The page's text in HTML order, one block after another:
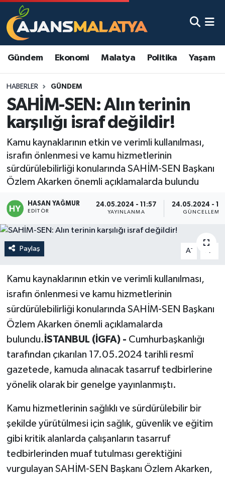
Gündem Ekonomi Malatya Politika Yaşam
HABERLER GÜNDEM
SAHİM-SEN: Alın terinin
karşılığı israf değildir!
Kamu kaynaklarının etkin ve verimli kullanılması,
israfın önlenmesi ve kamu hizmetlerinin
sürdürülebilirliği konularında SAHİM-SEN Başkanı
Özlem Akarken önemli açıklamalarda bulundu
HASAN YAĞMUR
EDITÖR
24.05.2024 - 11:57
YAYINLANMA
24.05.2024 -
GÜNCELLEME
Paylaş A- A
Kamu kaynaklarının etkin ve verimli kullanılması,
israfın önlenmesi ve kamu hizmetlerinin
sürdürülebilirliği konularında SAHİM-SEN Başkanı
Özlem Akarken önemli açıklamalarda
bulundu. İSTANBUL (İGFA) - Cumhurbaşkanlığı
tarafından çıkarılan 17.05.2024 tarihli resmî
gazetede, kamuda alınacak tasarruf tedbirlerine
yönelik olarak bir genelge yayınlanmıştı.
Kamu hizmetlerinin sağlıklı ve sürdürülebilir bir
şekilde yürütülmesi için sağlık, güvenlik ve eğitim
gibi kritik alanlarda çalışanların tasarruf
tedbirlerinden muaf tutulması gerektiğini
vurgulayan SAHİM-SEN Başkanı Özlem Akarken,
Asayiş
Eğitim
Ekonomi
Gündem
Kadın
Politika
Spor
Teknoloji
Malatya Nöbetçi Eczaneler
Malatya Namaz Vakitleri
Malatya Trafik Yoğunluk Haritası
TFF 3.Lig 2.Grup Puan Durumu ve Fikstür
Tüm Manşetler